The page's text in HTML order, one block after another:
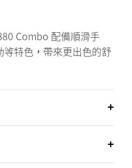
Combo 配備順滑手
特色，帶來更出色的舒